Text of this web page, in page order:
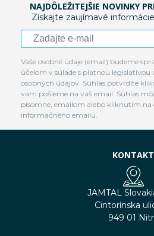
NAJDÔLEŽITEJŠIE NOVINKY
Získajte zaujímavé
Vaše osobné údaje (email) budeme
účelom v súlade s platnou legislatívou
osobných údajov. Súhlas potvrdíte
vám pošleme na váš email. Súhlas
písomne, emailom alebo kliknutím na
informačného emailu.
KONTAKT
JAMTAL
Cintorínska
949 01